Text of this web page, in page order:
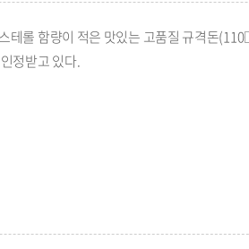
테롤 함량이 적은 맛있는 고품질 규격돈
정받고 있다.